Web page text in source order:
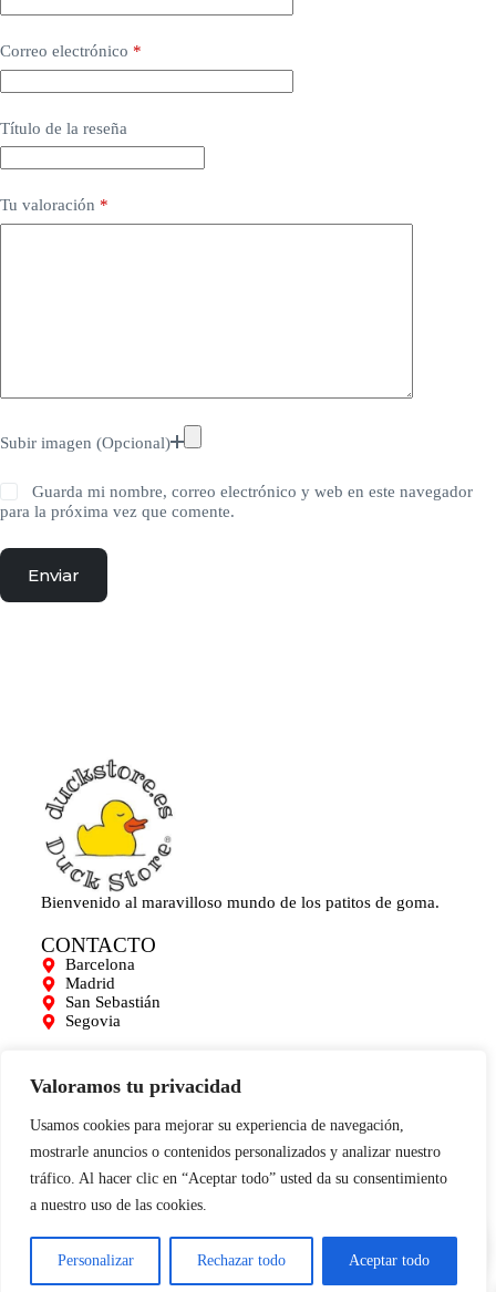
Valoramos tu privacidad
Usamos cookies para mejorar su experiencia de navegación,
mostrarle anuncios o contenidos personalizados y analizar nuestro
tráfico. Al hacer clic en “Aceptar todo” usted da su consentimiento
a nuestro uso de las cookies.
Personalizar Rechazar todo Aceptar todo
Correo electrónico *
Título de la reseña
Tu valoración *
Subir imagen (Opcional)
Guarda mi nombre, correo electrónico y web en este navegador
para la próxima vez que comente.
Enviar
Bienvenido al maravilloso mundo de los patitos de goma.
CONTACTO
Barcelona
Madrid
San Sebastián
Segovia
Mi cuenta
Para empresas
Limpieza de Patitos
Blog
INFORMACIÓN
Términos y condiciones
Política de cookies